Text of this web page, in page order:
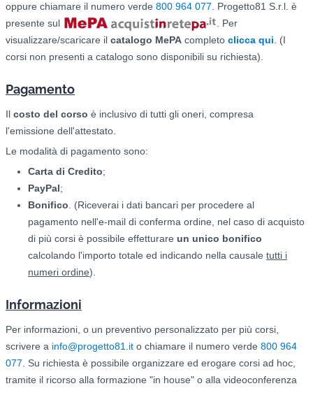
oppure chiamare il numero verde 800 964 077 . Progetto81 S.r.l. è
presente sul
. Per
visualizzare/scaricare il catalogo MePA completo clicca qui . (I
corsi non presenti a catalogo sono disponibili su richiesta).
Pagamento
Il costo del corso è inclusivo di tutti gli oneri, compresa
l'emissione dell'attestato.
Le modalità di pagamento sono:
Carta di Credito;
PayPal;
Bonifico . (Riceverai i dati bancari per procedere al
pagamento nell'e-mail di conferma ordine, nel caso di acquisto
di più corsi è possibile effetturare un unico bonifico
calcolando l'importo totale ed indicando nella causale tutti i
numeri ordine).
Informazioni
Per informazioni, o un preventivo personalizzato per più corsi,
scrivere a info@progetto81.it o chiamare il numero verde 800 964
077 . Su richiesta è possibile organizzare ed erogare corsi ad hoc,
tramite il ricorso alla formazione "in house" o alla videoconferenza